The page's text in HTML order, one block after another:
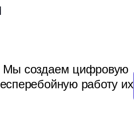
Мы создаем цифровую
работу их